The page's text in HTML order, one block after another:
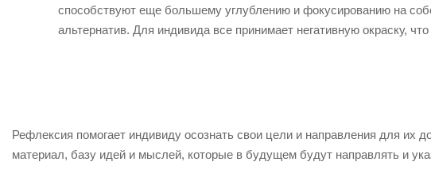
способствуют еще большему углублению и фокусированию на
альтернатив. Для индивида все принимает негативную окраску,
Рефлексия помогает индивиду осознать свои цели и направления для
материал, базу идей и мыслей, которые в будущем будут направлять и